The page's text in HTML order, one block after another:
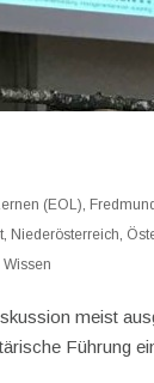
(EOL)
Niederösterreich
,Wissen
meist
Führung